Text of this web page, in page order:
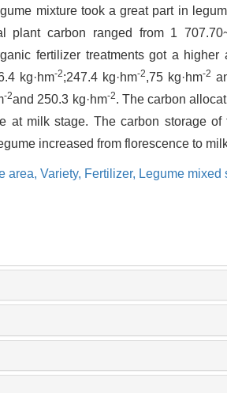
mixture took a great part in
plant carbon ranged from 1
fertilizer treatments got a
kg·hm-2;247.4 kg·hm-2,75 kg·hm-2
-2and 250.3 kg·hm-2. The carbon
at milk stage. The carbon storage
increased from florescence to
area, Variety, Fertilizer, Legume